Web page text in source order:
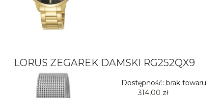
LORUS ZEGAREK DAMSKI RG252QX9
Dostępność: brak towaru
314,00 zł